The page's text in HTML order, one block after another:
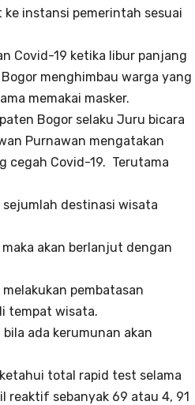
instansi pemerintah sesuai
Covid-19 ketika libur panjang
menghimbau warga yang
memakai masker.
Bogor selaku Juru bicara
Purnawan mengatakan
cegah Covid-19. Terutama
destinasi wisata
akan berlanjut dengan
pembatasan
tempat wisata.
ada kerumunan akan
total rapid test selama
reaktif sebanyak 69 atau 4, 91